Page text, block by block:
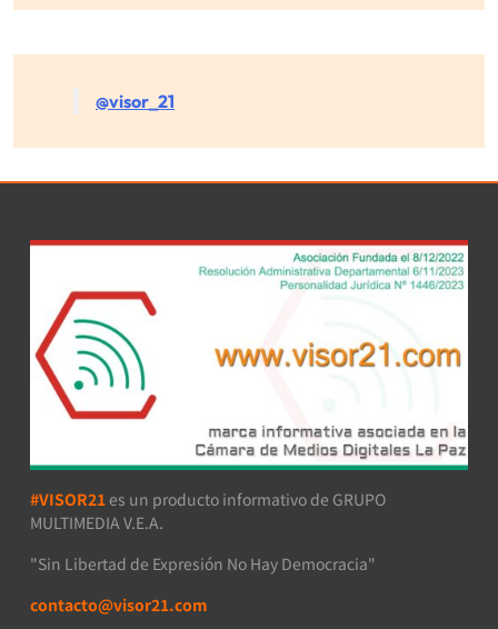
@visor_21
#VISOR21 es un producto informativo de GRUPO
MULTIMEDIA V.E.A.
"Sin Libertad de Expresión No Hay Democracia"
contacto@visor21.com